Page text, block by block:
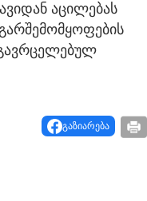
აცილებას
გაზიარება